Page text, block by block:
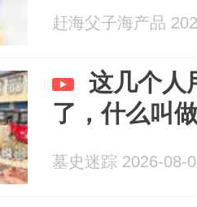
赶海父子海产品
这几个人
了，什么叫
墓史迷踪 2026-08-